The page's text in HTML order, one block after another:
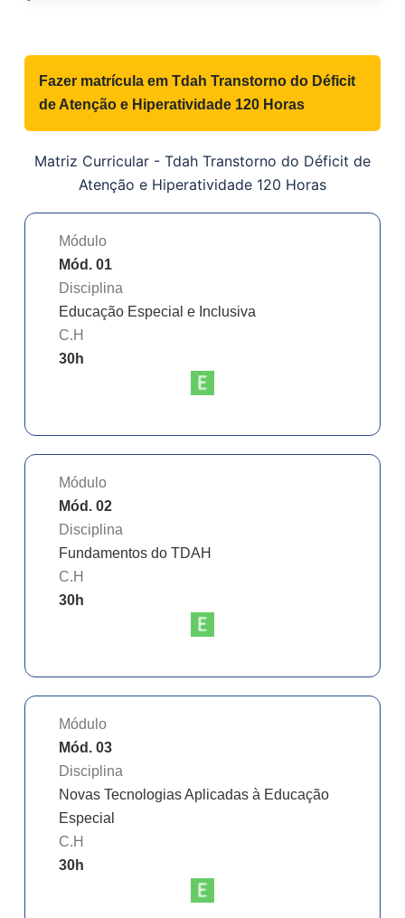
Fazer matrícula em Tdah Transtorno do Déficit
de Atenção e Hiperatividade 120 Horas
Matriz Curricular - Tdah Transtorno do Déficit de
Atenção e Hiperatividade 120 Horas
Módulo
Mód. 01
Disciplina
Educação Especial e Inclusiva
C.H
30h
Módulo
Mód. 02
Disciplina
Fundamentos do TDAH
C.H
30h
Módulo
Mód. 03
Disciplina
Novas Tecnologias Aplicadas à Educação
Especial
C.H
30h